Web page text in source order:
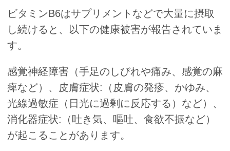
ビタミンB6はサプリメントなどで大量に摂取
し続けると、以下の健康被害が報告されていま
す。
感覚神経障害（手足のしびれや痛み、感覚の麻
痺など）、皮膚症状:（皮膚の発疹、かゆみ、
光線過敏症（日光に過剰に反応する）など）、
消化器症状:（吐き気、嘔吐、食欲不振など）
が起こることがあります。